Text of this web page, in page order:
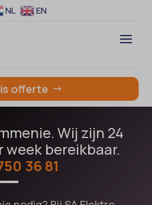
NL EN
offerte
Wij zijn 24
week bereikbaar.
36 81